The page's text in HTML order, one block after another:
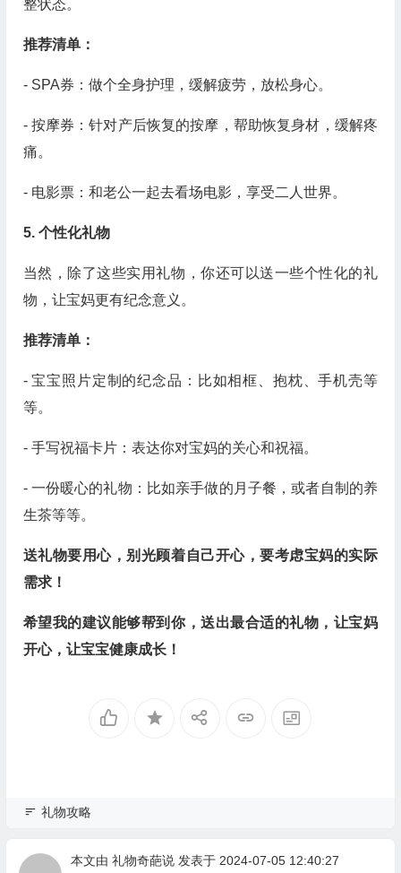
整状态。
推荐清单：
- SPA券：做个全身护理，缓解疲劳，放松身心。
- 按摩券：针对产后恢复的按摩，帮助恢复身材，缓解疼
痛。
- 电影票：和老公一起去看场电影，享受二人世界。
5. 个性化礼物
当然，除了这些实用礼物，你还可以送一些个性化的礼
物，让宝妈更有纪念意义。
推荐清单：
- 宝宝照片定制的纪念品：比如相框、抱枕、手机壳等
等。
- 手写祝福卡片：表达你对宝妈的关心和祝福。
- 一份暖心的礼物：比如亲手做的月子餐，或者自制的养
生茶等等。
送礼物要用心，别光顾着自己开心，要考虑宝妈的实际
需求！
希望我的建议能够帮到你，送出最合适的礼物，让宝妈
开心，让宝宝健康成长！
礼物攻略
本文由 礼物奇葩说发表于 2024-07-05 12:40:27